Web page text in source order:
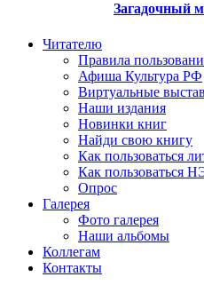
Загадочный
Читателю
Правила
Афиша Культура РФ
Виртуальные
Наши издания
Новинки книг
Найди свою книгу
Как пользоваться
Как пользоваться
Опрос
Галерея
Фото галерея
Наши альбомы
Коллегам
Контакты